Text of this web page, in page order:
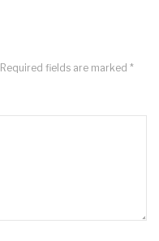
Required fields are marked *